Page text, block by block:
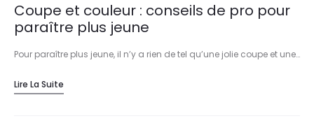
Coupe et couleur : conseils de pro pour
paraître plus jeune
Pour paraître plus jeune, il n’y a rien de tel qu’une jolie coupe et une…
Lire La Suite